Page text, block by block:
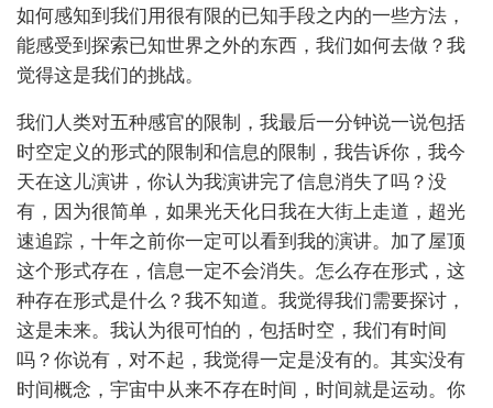
如何感知到我们用很有限的已知手段之内的一些方法，
能感受到探索已知世界之外的东西，我们如何去做？我
觉得这是我们的挑战。
我们人类对五种感官的限制，我最后一分钟说一说包括
时空定义的形式的限制和信息的限制，我告诉你，我今
天在这儿演讲，你认为我演讲完了信息消失了吗？没
有，因为很简单，如果光天化日我在大街上走道，超光
速追踪，十年之前你一定可以看到我的演讲。加了屋顶
这个形式存在，信息一定不会消失。怎么存在形式，这
种存在形式是什么？我不知道。我觉得我们需要探讨，
这是未来。我认为很可怕的，包括时空，我们有时间
吗？你说有，对不起，我觉得一定是没有的。其实没有
时间概念，宇宙中从来不存在时间，时间就是运动。你